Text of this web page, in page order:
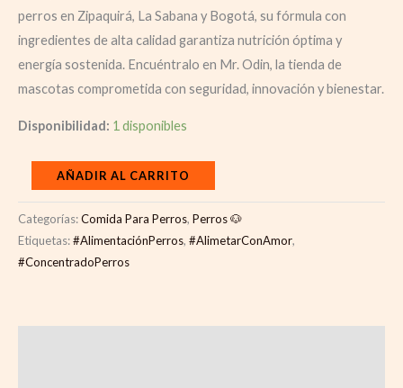
perros en Zipaquirá, La Sabana y Bogotá, su fórmula con
ingredientes de alta calidad garantiza nutrición óptima y
energía sostenida. Encuéntralo en Mr. Odin, la tienda de
mascotas comprometida con seguridad, innovación y bienestar.
Disponibilidad: 1 disponibles
AÑADIR AL CARRITO
Categorías:Comida Para Perros, Perros 🐶
Etiquetas:#AlimentaciónPerros, #AlimetarConAmor,
#ConcentradoPerros